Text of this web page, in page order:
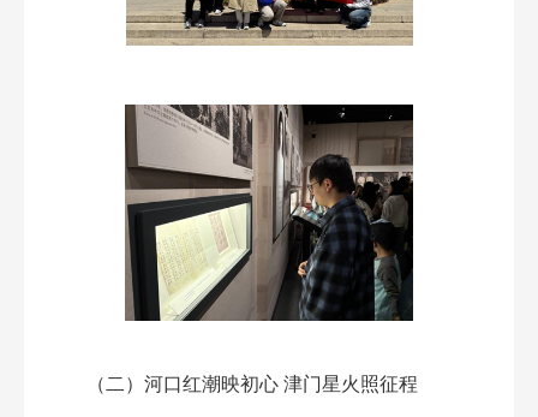
（二）河口红潮映初心 津门星火照征程